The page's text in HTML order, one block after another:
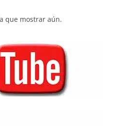
que mostrar aún.